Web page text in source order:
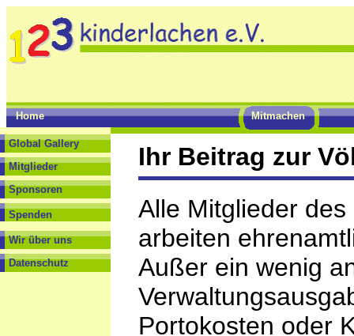
Home Mitmachen
Global Gallery
Mitglieder
Sponsoren
Spenden
Wir über uns
Datenschutz
Ihr Beitrag zur
Alle Mitglieder
arbeiten
Außer ein wenig
Portokosten oder